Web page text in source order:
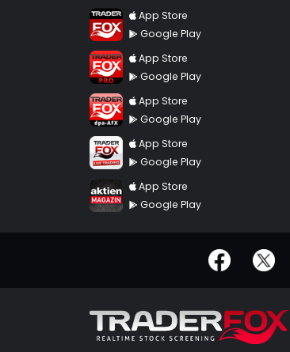
TraderFox App
App Store
Google Play
TraderFox Pro
App Store
Google Play
TraderFox dpa-AFX ProFeed
App Store
Google Play
TraderFox Live Trading
App Store
Google Play
TraderFox aktien Magazin
App Store
Google Play
offizielle Social Media-Accounts